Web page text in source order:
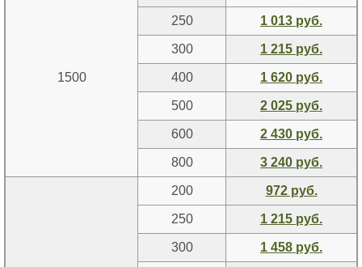
1500
250 1 013 руб.
300 1 215 руб.
400 1 620 руб.
500 2 025 руб.
600 2 430 руб.
800 3 240 руб.
200 972 руб.
250 1 215 руб.
300 1 458 руб.